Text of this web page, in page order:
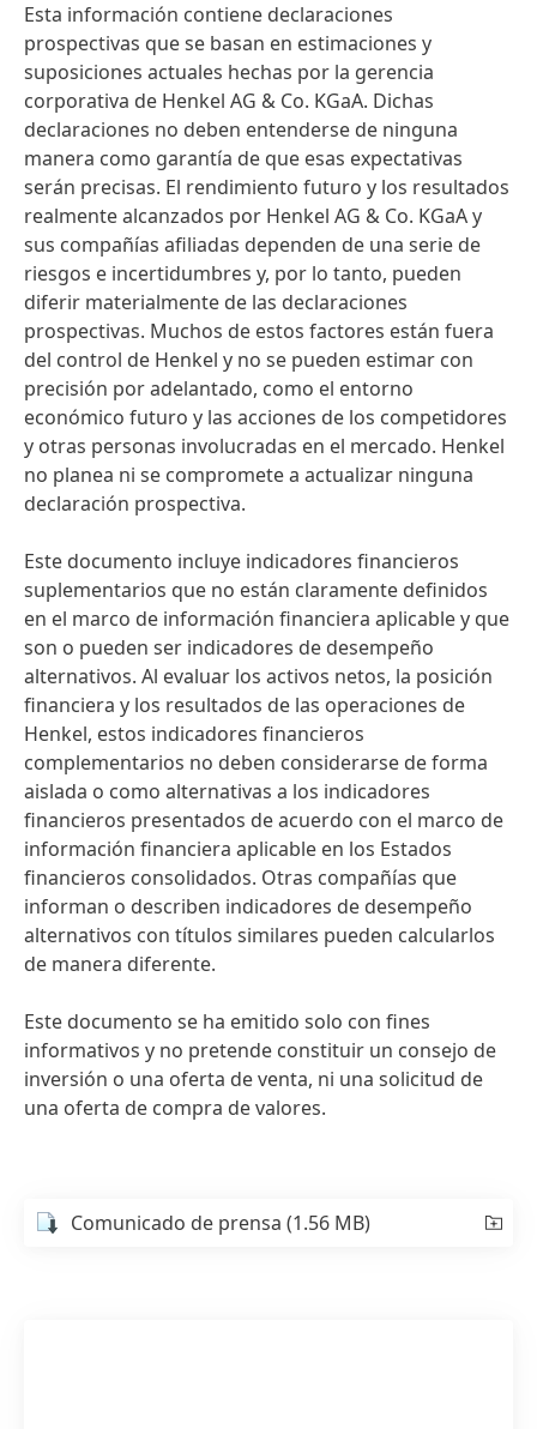
Esta información contiene declaraciones
prospectivas que se basan en estimaciones y
suposiciones actuales hechas por la gerencia
corporativa de Henkel AG & Co. KGaA. Dichas
declaraciones no deben entenderse de ninguna
manera como garantía de que esas expectativas
serán precisas. El rendimiento futuro y los resultados
realmente alcanzados por Henkel AG & Co. KGaA y
sus compañías afiliadas dependen de una serie de
riesgos e incertidumbres y, por lo tanto, pueden
diferir materialmente de las declaraciones
prospectivas. Muchos de estos factores están fuera
del control de Henkel y no se pueden estimar con
precisión por adelantado, como el entorno
económico futuro y las acciones de los competidores
y otras personas involucradas en el mercado. Henkel
no planea ni se compromete a actualizar ninguna
declaración prospectiva.
Este documento incluye indicadores financieros
suplementarios que no están claramente definidos
en el marco de información financiera aplicable y que
son o pueden ser indicadores de desempeño
alternativos. Al evaluar los activos netos, la posición
financiera y los resultados de las operaciones de
Henkel, estos indicadores financieros
complementarios no deben considerarse de forma
aislada o como alternativas a los indicadores
financieros presentados de acuerdo con el marco de
información financiera aplicable en los Estados
financieros consolidados. Otras compañías que
informan o describen indicadores de desempeño
alternativos con títulos similares pueden calcularlos
de manera diferente.
Este documento se ha emitido solo con fines
informativos y no pretende constituir un consejo de
inversión o una oferta de venta, ni una solicitud de
una oferta de compra de valores.
Comunicado de prensa(1.56 MB)